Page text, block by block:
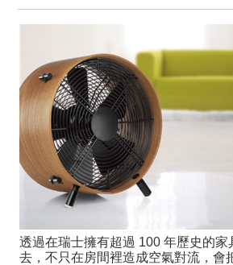
透過在瑞士擁有超過 100 年歷史的
去，不只在房間裡造成空氣對流，會